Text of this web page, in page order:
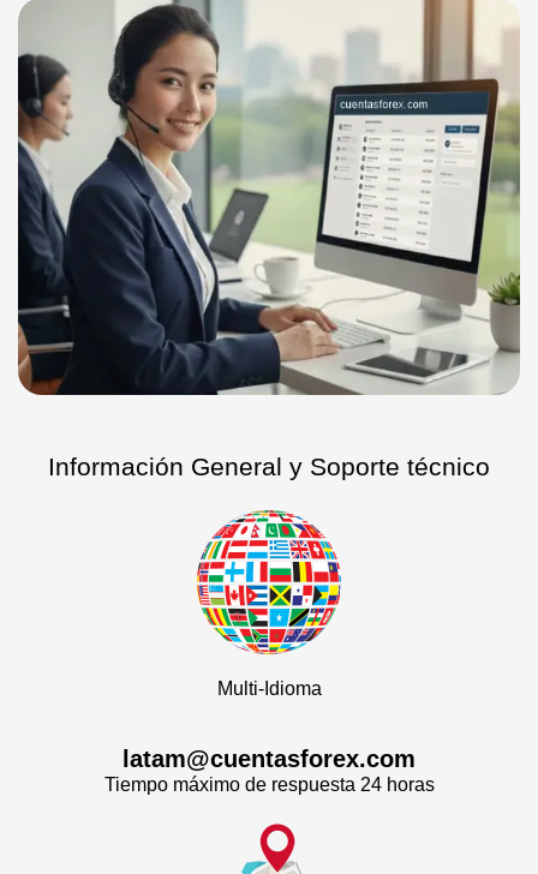
Información General y Soporte técnico
Multi-Idioma
latam@cuentasforex.com
Tiempo máximo de respuesta 24 horas